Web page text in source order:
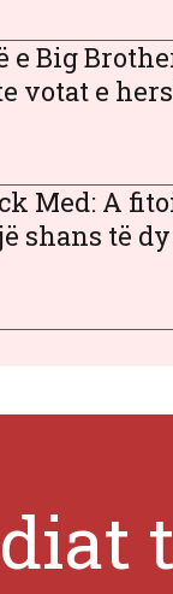
e Big
votat e
Med: A
shans të